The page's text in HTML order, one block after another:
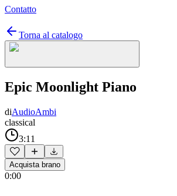
Contatto
Torna al catalogo
Epic Moonlight Piano
diAudioAmbi
classical
3:11
Acquista brano
0:00